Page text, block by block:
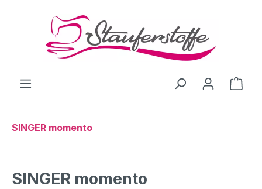
Zum Hauptinhalt springen
SINGER momento
SINGER momento